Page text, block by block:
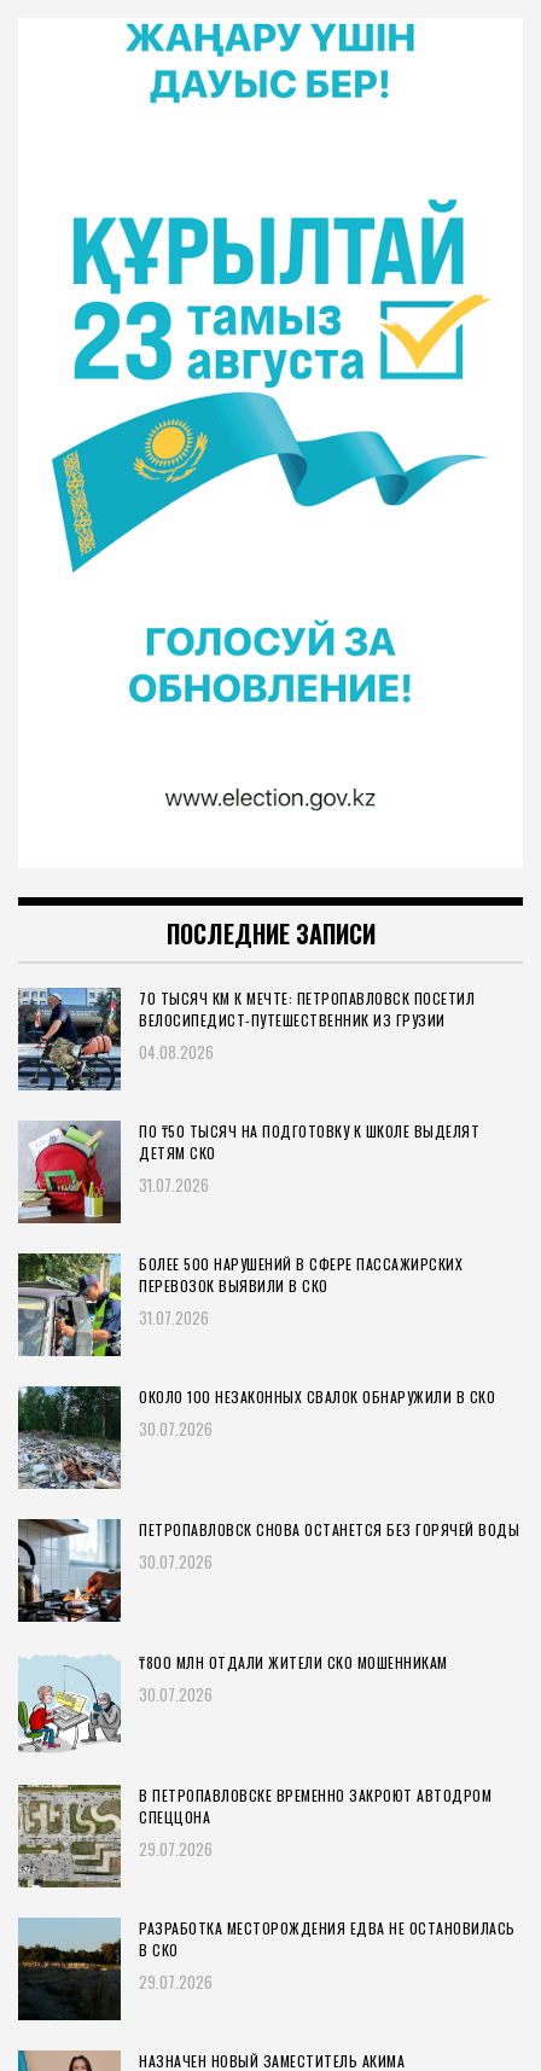
ПОСЛЕДНИЕ ЗАПИСИ
70 ТЫСЯЧ КМ К МЕЧТЕ: ПЕТРОПАВЛОВСК ПОСЕТИЛ
ВЕЛОСИПЕДИСТ-ПУТЕШЕСТВЕННИК ИЗ ГРУЗИИ
04.08.2026
ПО ₸50 ТЫСЯЧ НА ПОДГОТОВКУ К ШКОЛЕ ВЫДЕЛЯТ
ДЕТЯМ СКО
31.07.2026
БОЛЕЕ 500 НАРУШЕНИЙ В СФЕРЕ ПАССАЖИРСКИХ
ПЕРЕВОЗОК ВЫЯВИЛИ В СКО
31.07.2026
ОКОЛО 100 НЕЗАКОННЫХ СВАЛОК ОБНАРУЖИЛИ В СКО
30.07.2026
ПЕТРОПАВЛОВСК СНОВА ОСТАНЕТСЯ БЕЗ ГОРЯЧЕЙ ВОДЫ
30.07.2026
₸800 МЛН ОТДАЛИ ЖИТЕЛИ СКО МОШЕННИКАМ
30.07.2026
В ПЕТРОПАВЛОВСКЕ ВРЕМЕННО ЗАКРОЮТ АВТОДРОМ
СПЕЦЦОНА
29.07.2026
РАЗРАБОТКА МЕСТОРОЖДЕНИЯ ЕДВА НЕ ОСТАНОВИЛАСЬ
В СКО
29.07.2026
НАЗНАЧЕН НОВЫЙ ЗАМЕСТИТЕЛЬ АКИМА